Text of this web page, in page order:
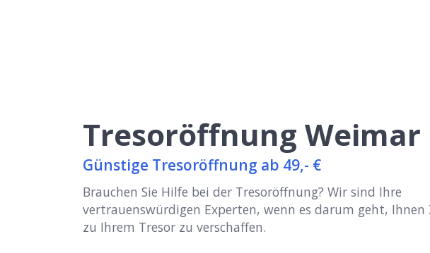
Tresoröffnung Weimar
Günstige Tresoröffnung ab 49,- €
Brauchen Sie Hilfe bei der Tresoröffnung? Wir sind Ihre
vertrauenswürdigen Experten, wenn es darum geht, Ihnen
zu Ihrem Tresor zu verschaffen.